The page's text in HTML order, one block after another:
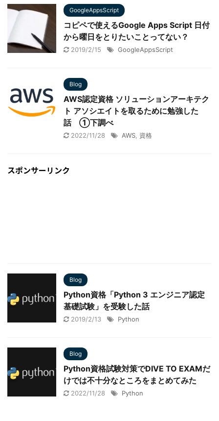
GoogleAppsScript
コピペで使えるGoogle Apps Script 日付
から曜日をとりたいことってない？
2019/2/15 GoogleAppsScript
Blog
AWS認定資格 ソリューションアーキテク
ト アソシエイトを取るために勉強した
話 ①下調べ
2022/11/28 AWS 資格
スポンサーリンク
Blog
Python資格「Python 3 エンジニア認定
基礎試験」を受験した話
2019/2/13 Python
Blog
Python資格試験対策でDIVE TO EXAMだ
けでは不十分なところをまとめてみた
2022/11/28 Python